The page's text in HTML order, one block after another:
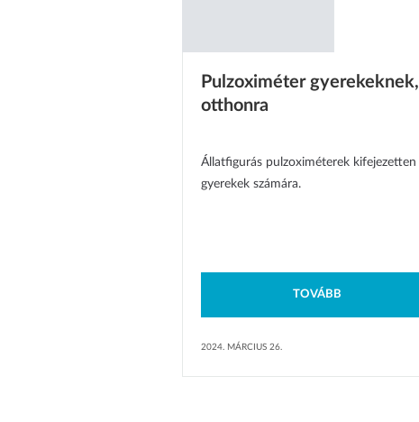
Pulzoximéter gyerekeknek,
otthonra
Állatfigurás pulzoximéterek kifejezetten
gyerekek számára.
TOVÁBB
2024. MÁRCIUS 26.